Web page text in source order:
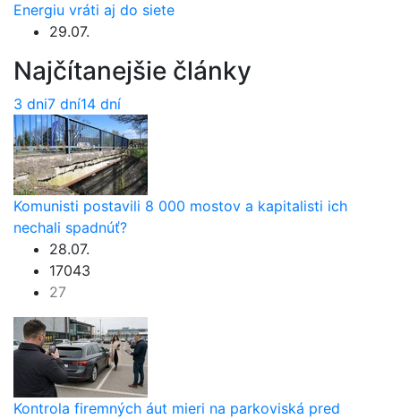
Energiu vráti aj do siete
29.07.
Najčítanejšie články
3 dni7 dní14 dní
Komunisti postavili 8 000 mostov a kapitalisti ich
nechali spadnúť?
28.07.
17043
27
Kontrola firemných áut mieri na parkoviská pred